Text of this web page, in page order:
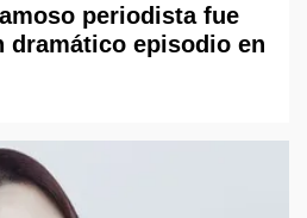
periodista fue
dramático episodio en